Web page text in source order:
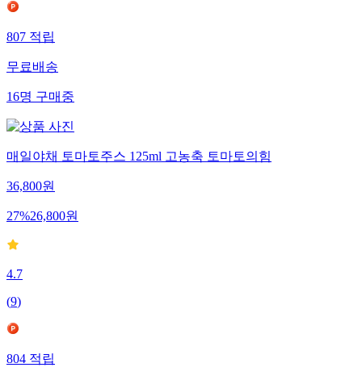
807적립
무료배송
16명구매중
매일야채 토마토주스 125ml 고농축 토마토의힘
36,800원
27%26,800원
4.7
(9)
804적립